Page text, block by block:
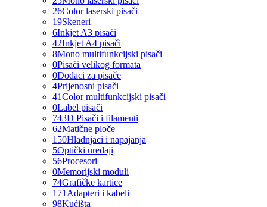
26Color laserski pisači
19Skeneri
6Inkjet A3 pisači
42Inkjet A4 pisači
8Mono multifunkcijski pisači
0Pisači velikog formata
0Dodaci za pisače
4Prijenosni pisači
41Color multifunkcijski pisači
0Label pisači
743D Pisači i filamenti
62Matične ploče
150Hladnjaci i napajanja
5Optički uređaji
56Procesori
0Memorijski moduli
74Grafičke kartice
171 Adapteri i kabeli
98Kućišta